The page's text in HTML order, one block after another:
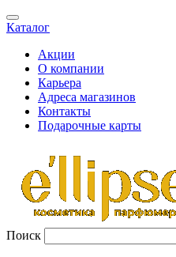
Каталог
Акции
О компании
Карьера
Адреса магазинов
Контакты
Подарочные карты
Поиск